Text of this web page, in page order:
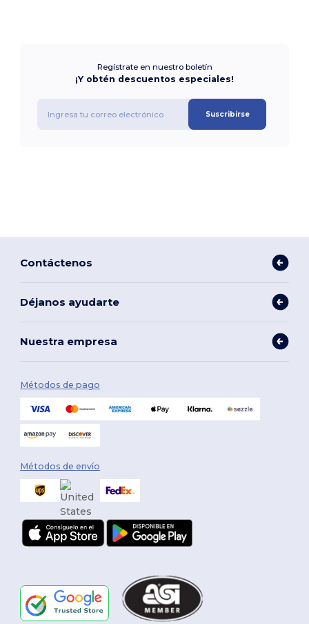
Regístrate en nuestro boletín
¡Y obtén descuentos especiales!
Suscribirse
Contáctenos
Déjanos ayudarte
Nuestra empresa
Métodos de pago
Métodos de envío